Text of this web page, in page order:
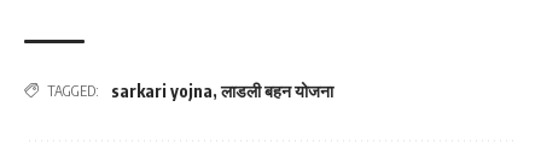
TAGGED: sarkari yojna,लाडली बहन योजना